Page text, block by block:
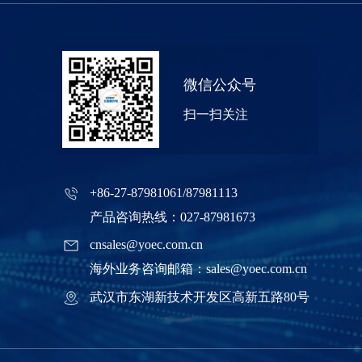
微信公众号
扫一扫关注
+86-27-87981061/87981113
产品咨询热线：027-87981673
cnsales@yoec.com.cn
海外业务咨询邮箱：sales@yoec.com.cn
武汉市东湖新技术开发区高新五路80号